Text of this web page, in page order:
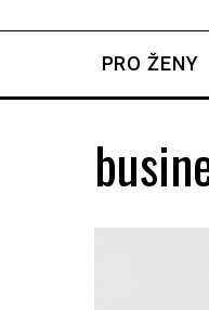
PRO ŽENY